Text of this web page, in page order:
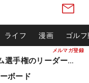
メルマガ登録
ライフ 漫画 ゴル
松山英樹ら出場 ウィンダム選手権のリーダーボード
ボード